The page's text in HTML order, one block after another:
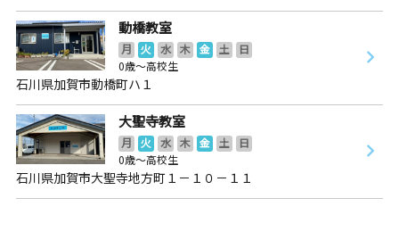
動橋教室
月 火 水 木 金 土
日
0歳～高校生
石川県加賀市動橋町ハ１
大聖寺教室
月 火 水 木 金 土
日
0歳～高校生
石川県加賀市大聖寺地方町１－１０－１１